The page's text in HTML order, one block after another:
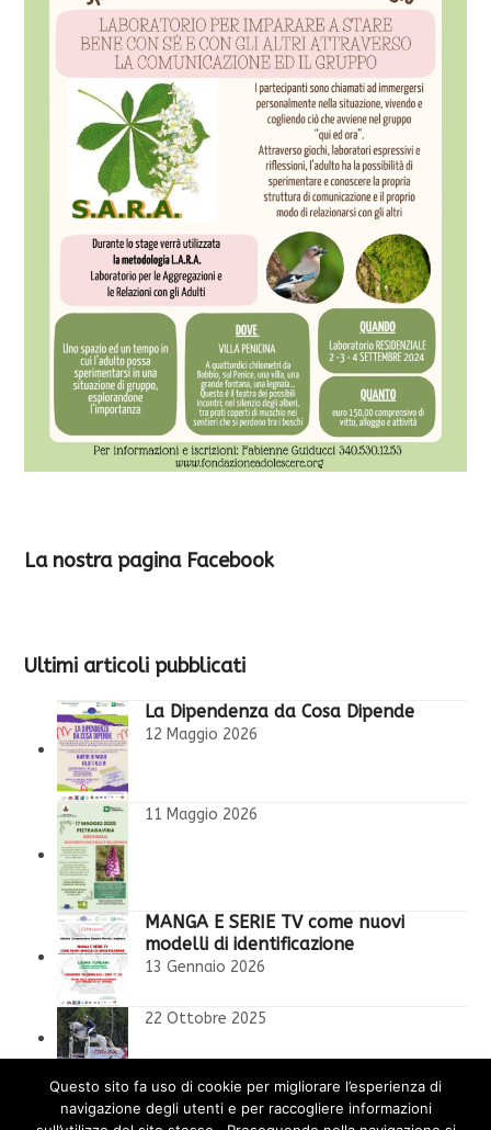
La nostra pagina Facebook
Ultimi articoli pubblicati
La Dipendenza da Cosa Dipende
12 Maggio 2026
11 Maggio 2026
MANGA E SERIE TV come nuovi
modelli di identificazione
13 Gennaio 2026
22 Ottobre 2025
l’orco in cameretta
7 Ottobre 2025
Questo sito fa uso di cookie per migliorare l’esperienza di
navigazione degli utenti e per raccogliere informazioni